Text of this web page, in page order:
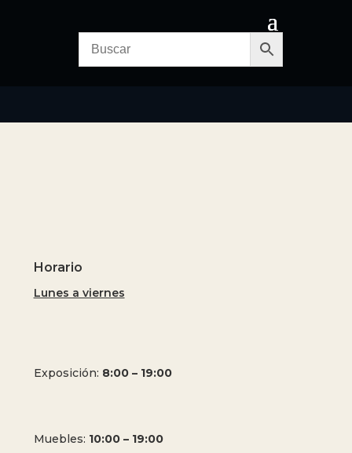
Horario
Lunes a viernes
Exposición: 8:00 – 19:00
Muebles: 10:00 – 19:00